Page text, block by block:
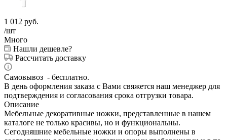
1 012 руб.
/шт
Много
Нашли дешевле?
Рассчитать доставку
Самовывоз - бесплатно.
В день оформления заказа с Вами свяжется наш менеджер для
подтверждения и согласования срока отгрузки товара.
Описание
Мебельные декоративные ножки, представленные в нашем
каталоге не только красивы, но и функциональны.
Сегодняшние мебельные ножки и опоры выполнены в